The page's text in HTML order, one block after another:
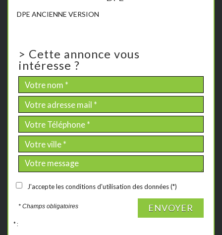
DPE ANCIENNE VERSION
> Cette annonce vous
intéresse ?
J'accepte les conditions d'utilisation des données (*)
* Champs obligatoires ENVOYER
* :